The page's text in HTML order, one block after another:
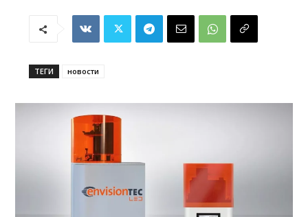
ТЕГИ новости